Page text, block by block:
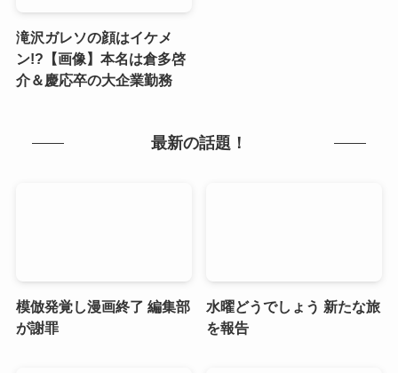
滝沢ガレソの顔はイケメ
ン!?【画像】本名は倉多啓
介＆慶応卒の大企業勤務
最新の話題！
模倣発覚し漫画終了 編集部
が謝罪
水曜どうでしょう 新たな旅
を報告